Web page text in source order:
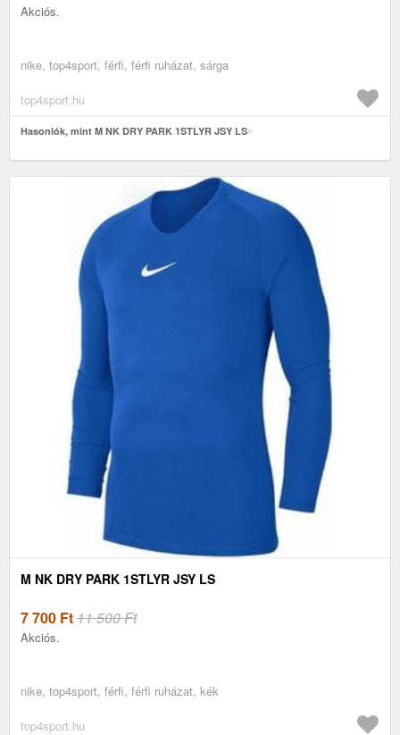
Akciós.
nike, top4sport, férfi, férfi ruházat, sárga
top4sport.hu
Hasonlók, mint M NK DRY PARK 1STLYR JSY LS
M NK DRY PARK 1STLYR JSY LS
7 700 Ft11 500 Ft
Akciós.
nike, top4sport, férfi, férfi ruházat, kék
top4sport.hu